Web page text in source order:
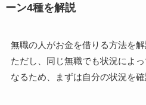
ーン4種を解説
無職の人がお金を借りる方法を解
ただし、同じ無職でも状況によ
なるため、まずは自分の状況を確